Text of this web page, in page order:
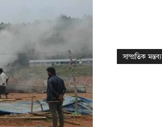
সাম্প্রতিক মন্তব্য